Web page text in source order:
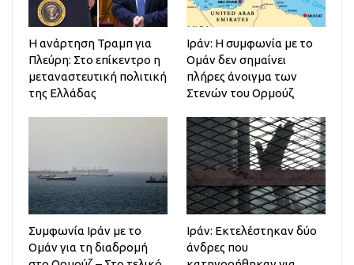
Η ανάρτηση Τραμπ για
Πλεύρη: Στο επίκεντρο η
μεταναστευτική πολιτική
της Ελλάδας
Ιράν: Η συμφωνία με το
Ομάν δεν σημαίνει
πλήρες άνοιγμα των
Στενών του Ορμούζ
Συμφωνία Ιράν με το
Ομάν για τη διαδρομή
Ιράν: Εκτελέστηκαν δύο
άνδρες που